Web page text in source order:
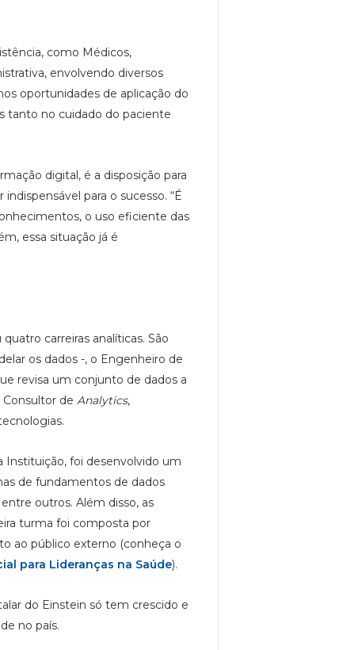
como Médicos,
envolvendo diversos
oportunidades de aplicação do
tanto no cuidado do paciente
digital, é a disposição para
para o sucesso. “É
o uso eficiente das
essa situação já é
carreiras analíticas. São
os dados -, o Engenheiro de
revisa um conjunto de dados a
de Analytics,
Instituição, foi desenvolvido um
de fundamentos de dados
outros. Além disso, as
turma foi composta por
ao público externo (conheça o
para Lideranças na Saúde).
do Einstein só tem crescido e
no país.